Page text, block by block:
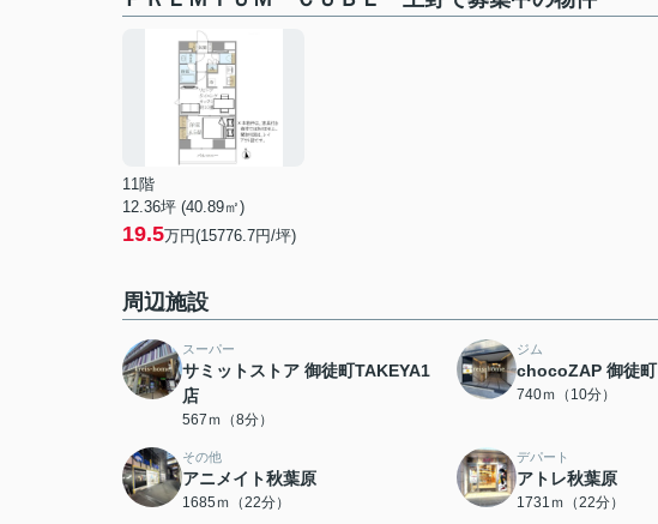
11階
12.36坪 (40.89㎡)
19.5万円(15776.7円/坪)
周辺施設
スーパー
サミットストア 御徒町TAKEYA1
店
567ｍ（8分）
ジム
chocoZAP 御徒町
740ｍ（10分）
その他
アニメイト秋葉原
1685ｍ（22分）
デパート
アトレ秋葉原
1731ｍ（22分）